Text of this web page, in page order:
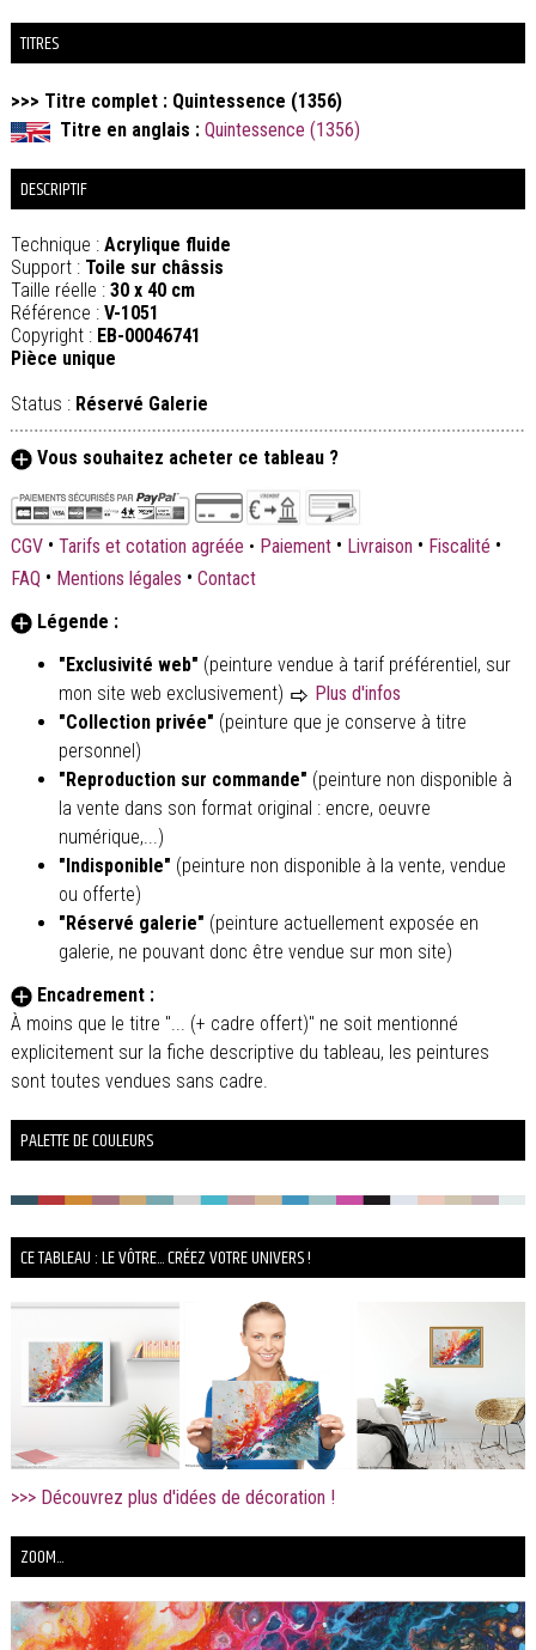
TITRES
>>> Titre complet : Quintessence (1356)
Titre en anglais : Quintessence (1356)
DESCRIPTIF
Technique : Acrylique fluide
Support : Toile sur châssis
Taille réelle : 30 x 40 cm
Référence : V-1051
Copyright : EB-00046741
Pièce unique
Status : Réservé Galerie
Vous souhaitez acheter ce tableau ?
CGV • Tarifs et cotation agréée • Paiement • Livraison • Fiscalité •
FAQ • Mentions légales • Contact
Légende :
"Exclusivité web" (peinture vendue à tarif préférentiel, sur
mon site web exclusivement)
Plus d'infos
"Collection privée" (peinture que je conserve à titre
personnel)
"Reproduction sur commande" (peinture non disponible à
la vente dans son format original : encre, oeuvre
numérique,...)
"Indisponible" (peinture non disponible à la vente, vendue
ou offerte)
"Réservé galerie" (peinture actuellement exposée en
galerie, ne pouvant donc être vendue sur mon site)
Encadrement :
À moins que le titre "... (+ cadre offert)" ne soit mentionné
explicitement sur la fiche descriptive du tableau, les peintures
sont toutes vendues sans cadre.
PALETTE DE COULEURS
CE TABLEAU : LE VÔTRE... CRÉEZ VOTRE UNIVERS !
>>> Découvrez plus d'idées de décoration !
ZOOM...